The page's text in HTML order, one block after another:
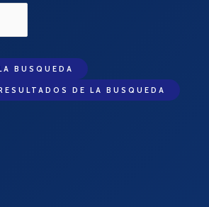
BUSQUEDA
DE LA BUSQUEDA